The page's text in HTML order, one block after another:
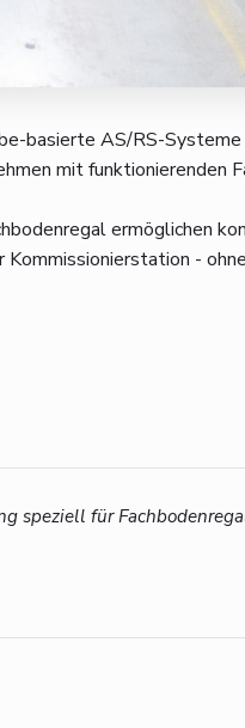
basierte AS/RS-Systeme
mit funktionierenden
ermöglichen
-
speziell für